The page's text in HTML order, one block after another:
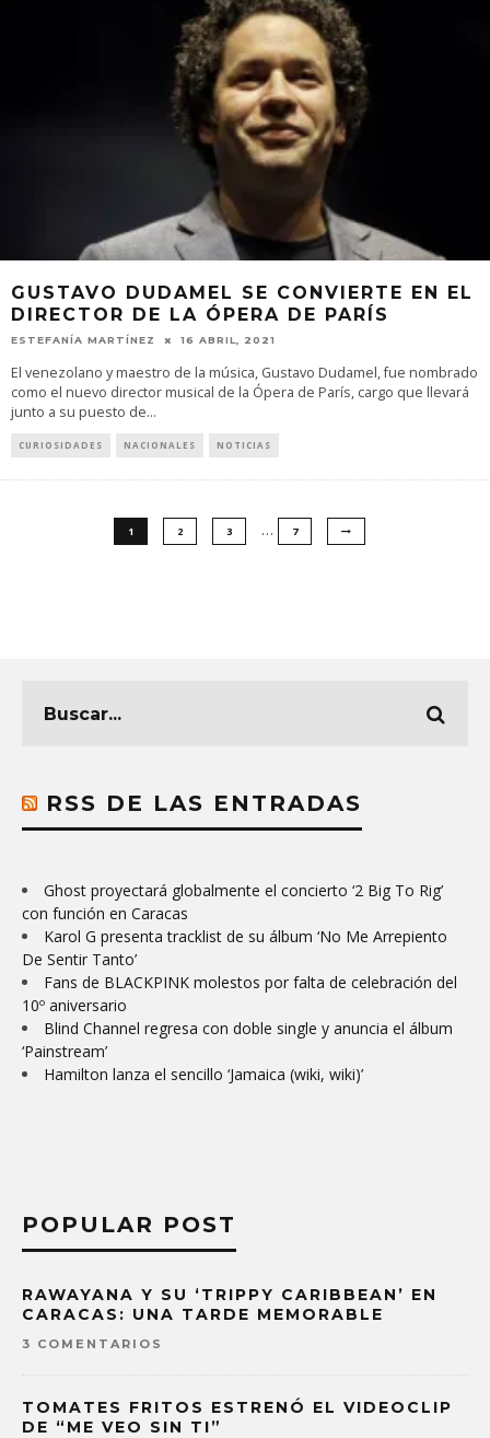
GUSTAVO DUDAMEL SE CONVIERTE EN EL
DIRECTOR DE LA ÓPERA DE PARÍS
ESTEFANÍA MARTÍNEZ 16 ABRIL, 2021
El venezolano y maestro de la música, Gustavo Dudamel, fue nombrado
como el nuevo director musical de la Ópera de París, cargo que llevará
junto a su puesto de...
CURIOSIDADES NACIONALES NOTICIAS
1 2 3 … 7
RSS DE LAS ENTRADAS
Ghost proyectará globalmente el concierto ‘2 Big To Rig’
con función en Caracas
Karol G presenta tracklist de su álbum ‘No Me Arrepiento
De Sentir Tanto’
Fans de BLACKPINK molestos por falta de celebración del
10º aniversario
Blind Channel regresa con doble single y anuncia el álbum
‘Painstream’
Hamilton lanza el sencillo ‘Jamaica (wiki, wiki)’
POPULAR POST
RAWAYANA Y SU ‘TRIPPY CARIBBEAN’ EN
CARACAS: UNA TARDE MEMORABLE
3 COMENTARIOS
TOMATES FRITOS ESTRENÓ EL VIDEOCLIP
DE “ME VEO SIN TI”